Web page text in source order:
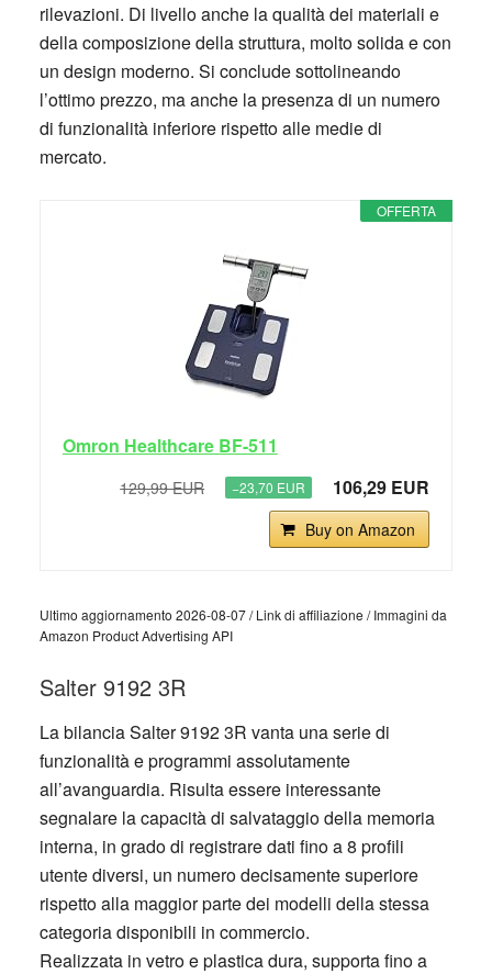
rilevazioni. Di livello anche la qualità dei materiali e
della composizione della struttura, molto solida e con
un design moderno. Si conclude sottolineando
l’ottimo prezzo, ma anche la presenza di un numero
di funzionalità inferiore rispetto alle medie di
mercato.
OFFERTA
Omron Healthcare BF-511
129,99 EUR −23,70 EUR 106,29 EUR
Buy on Amazon
Ultimo aggiornamento 2026-08-07 / Link di affiliazione / Immagini da
Amazon Product Advertising API
Salter 9192 3R
La bilancia Salter 9192 3R vanta una serie di
funzionalità e programmi assolutamente
all’avanguardia. Risulta essere interessante
segnalare la capacità di salvataggio della memoria
interna, in grado di registrare dati fino a 8 profili
utente diversi, un numero decisamente superiore
rispetto alla maggior parte dei modelli della stessa
categoria disponibili in commercio.
Realizzata in vetro e plastica dura, supporta fino a